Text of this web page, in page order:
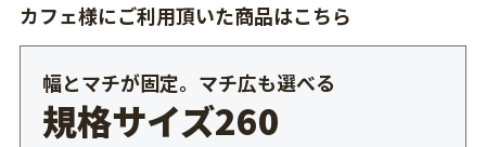
カフェ様にご利用頂いた商品はこちら
幅とマチが固定。マチ広も選べる
規格サイズ260